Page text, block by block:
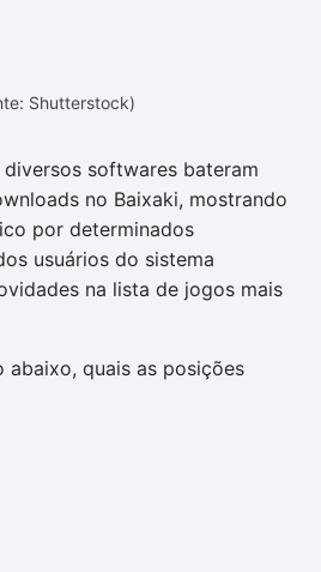
Shutterstock)
diversos softwares bateram
no Baixaki, mostrando
por determinados
usuários do sistema
na lista de jogos mais
quais as posições